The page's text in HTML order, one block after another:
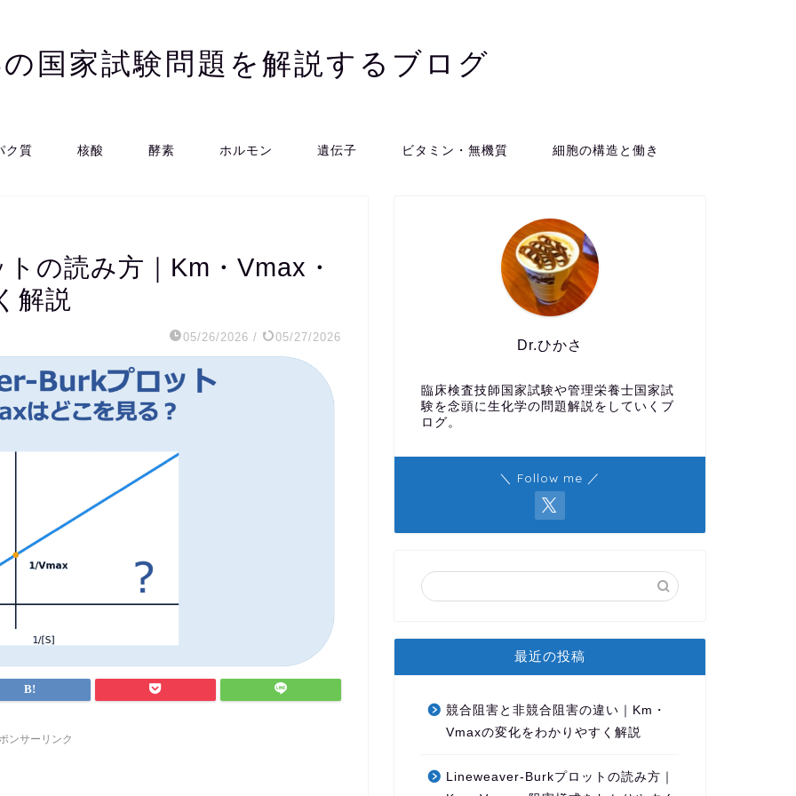
国家試験問題を解説するブログ
ク質 核酸 酵素 ホルモン 遺伝子 ビタミン・無機質 細胞の構造と働き
の読み方｜Km・Vmax・
解説
05/26/2026 / 05/27/2026
ンサーリンク
Dr.ひかさ
臨床検査技師国家試験や管理栄養士国家試
験を念頭に生化学の問題解説をしていくブ
ログ。
＼ Follow me ／
最近の投稿
競合阻害と非競合阻害の違い｜Km・
Vmaxの変化をわかりやすく解説
Lineweaver-Burkプロットの読み方｜